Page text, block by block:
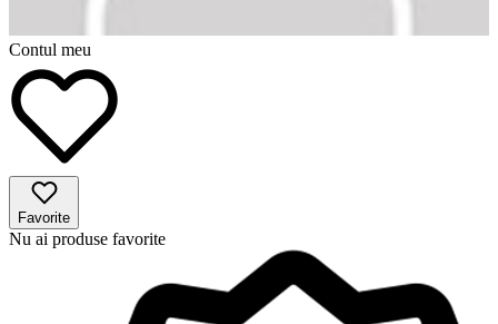
Contul meu
Favorite
Nu ai produse favorite